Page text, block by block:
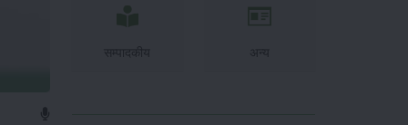
सम्पादकीय अन्य